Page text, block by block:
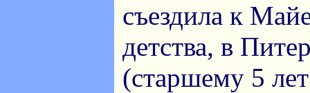
съездила к
детства, в
(старшему 5